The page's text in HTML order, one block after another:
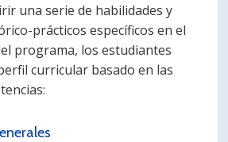
EXTENSIÓN
PUBLICACIONES
BIBLIOTECA
una serie de habilidades y
prácticos específicos en el
programa, los estudiantes
curricular basado en las